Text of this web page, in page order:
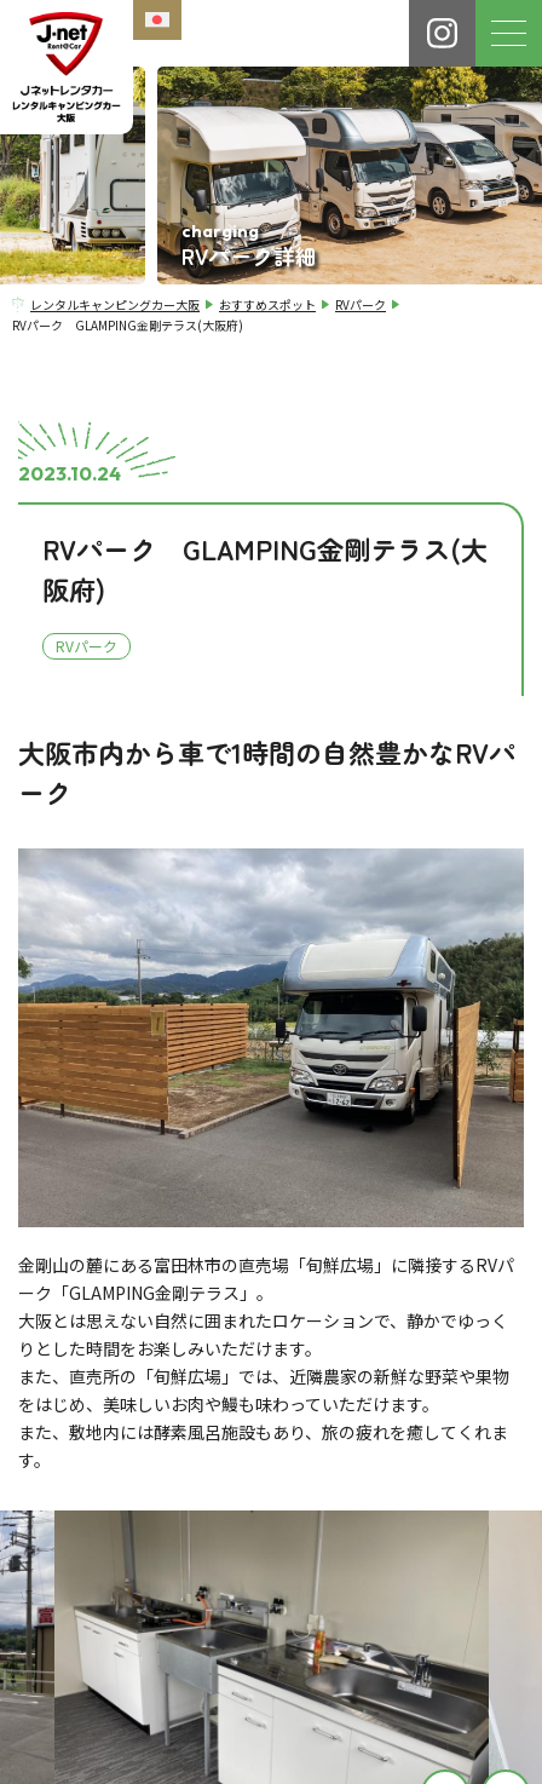
charging
RVパーク詳細
レンタルキャンピングカー大阪 おすすめスポット
RVパーク
RVパーク GLAMPING金剛テラス(大阪府)
2023.10.24
RVパーク GLAMPING金剛テラス(大
阪府)
RVパーク
大阪市内から車で1時間の自然豊かなRVパ
ーク
金剛山の麓にある富田林市の直売場「旬鮮広場」に隣接するRVパ
ーク「GLAMPING金剛テラス」。
大阪とは思えない自然に囲まれたロケーションで、静かでゆっく
りとした時間をお楽しみいただけます。
また、直売所の「旬鮮広場」では、近隣農家の新鮮な野菜や果物
をはじめ、美味しいお肉や鰻も味わっていただけます。
また、敷地内には酵素風呂施設もあり、旅の疲れを癒してくれま
す。